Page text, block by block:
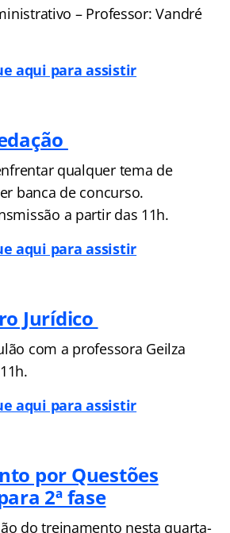
– Professor: Vandré
aqui para assistir
qualquer tema de
banca de concurso.
a partir das 11h.
aqui para assistir
Jurídico
com a professora Geilza
aqui para assistir
por Questões
2ª fase
do treinamento nesta quarta-